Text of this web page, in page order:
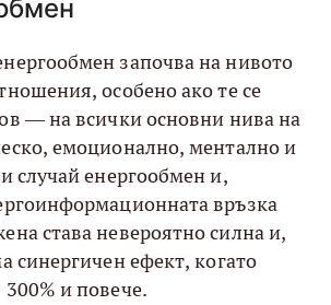
започва на нивото
особено ако те се
— на всички основни нива на
емоционално, ментално и
случай енергообмен и,
връзка
става невероятно силна и,
синергичен ефект, когато
300% и повече.